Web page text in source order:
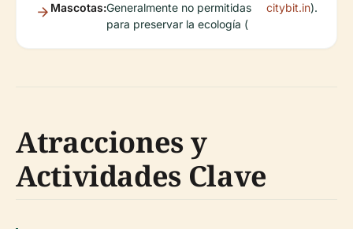
Mascotas:Generalmente no permitidas
para preservar la ecología (
citybit.in).
Atracciones y
Actividades Clave